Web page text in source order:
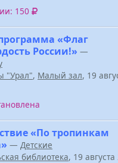
150
«Флаг
России!» —
"Урал", Малый зал, 19
«По тропинкам
— Детские
библиотека, 19